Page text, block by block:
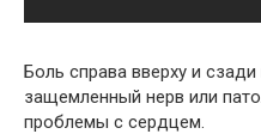
Боль справа вверху и
защемленный нерв или
проблемы с сердцем.